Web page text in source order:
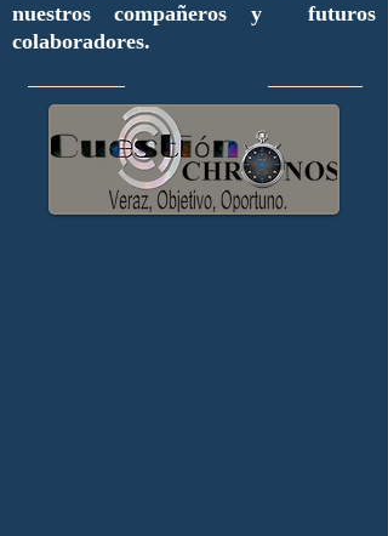
nuestros compañeros y futuros
colaboradores.